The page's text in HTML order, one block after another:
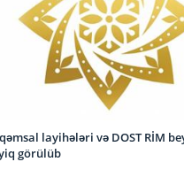
layihələri və DOST RİM
görülüb